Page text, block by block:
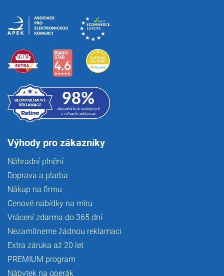
Výhody pro zákazníky
Náhradní plnění
Doprava a platba
Nákup na firmu
Cenové nabídky na míru
Vrácení zdarma do 365 dní
Nezamítneme žádnou reklamaci
Extra záruka až 20 let
PREMIUM program
Nábytek na operák